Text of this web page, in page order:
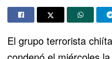
El grupo terrorista